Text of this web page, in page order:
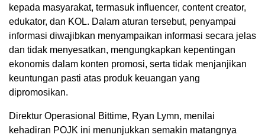
kepada masyarakat, termasuk influencer, content creator,
edukator, dan KOL. Dalam aturan tersebut, penyampai
informasi diwajibkan menyampaikan informasi secara jelas
dan tidak menyesatkan, mengungkapkan kepentingan
ekonomis dalam konten promosi, serta tidak menjanjikan
keuntungan pasti atas produk keuangan yang
dipromosikan.
Direktur Operasional Bittime, Ryan Lymn, menilai
kehadiran POJK ini menunjukkan semakin matangnya